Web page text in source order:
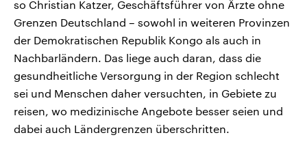
so Christian Katzer, Geschäftsführer von Ärzte ohne
Grenzen Deutschland – sowohl in weiteren Provinzen
der Demokratischen Republik Kongo als auch in
Nachbarländern. Das liege auch daran, dass die
gesundheitliche Versorgung in der Region schlecht
sei und Menschen daher versuchten, in Gebiete zu
reisen, wo medizinische Angebote besser seien und
dabei auch Ländergrenzen überschritten.